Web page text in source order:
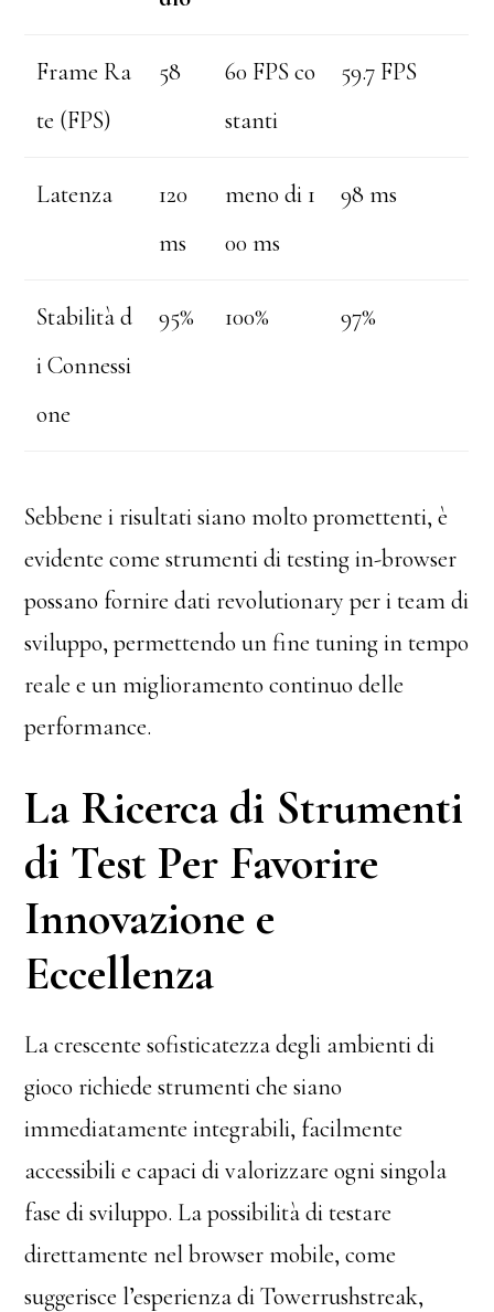
Frame Ra
te (FPS)
58
60 FPS co
stanti
59.7 FPS
Latenza
120
ms
meno di 1
00 ms
98 ms
Stabilità d
i Connessi
one
95% 100% 97%
Sebbene i risultati siano molto promettenti, è
evidente come strumenti di testing in-browser
possano fornire dati revolutionary per i team di
sviluppo, permettendo un fine tuning in tempo
reale e un miglioramento continuo delle
performance.
La Ricerca di Strumenti
di Test Per Favorire
Innovazione e
Eccellenza
La crescente sofisticatezza degli ambienti di
gioco richiede strumenti che siano
immediatamente integrabili, facilmente
accessibili e capaci di valorizzare ogni singola
fase di sviluppo. La possibilità di testare
direttamente nel browser mobile, come
suggerisce l’esperienza di Towerrushstreak,